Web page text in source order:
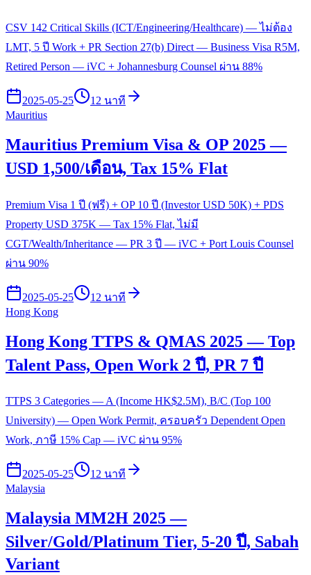
CSV 142 Critical Skills (ICT/Engineering/Healthcare) — ไม่ต้อง
LMT, 5 ปี Work + PR Section 27(b) Direct — Business Visa R5M,
Retired Person — iVC + Johannesburg Counsel ผ่าน 88%
2025-05-25
12 นาที
Mauritius
Mauritius Premium Visa & OP 2025 —
USD 1,500/เดือน, Tax 15% Flat
Premium Visa 1 ปี (ฟรี) + OP 10 ปี (Investor USD 50K) + PDS
Property USD 375K — Tax 15% Flat, ไม่มี
CGT/Wealth/Inheritance — PR 3 ปี — iVC + Port Louis Counsel
ผ่าน 90%
2025-05-25
12 นาที
Hong Kong
Hong Kong TTPS & QMAS 2025 — Top
Talent Pass, Open Work 2 ปี, PR 7 ปี
TTPS 3 Categories — A (Income HK$2.5M), B/C (Top 100
University) — Open Work Permit, ครอบครัว Dependent Open
Work, ภาษี 15% Cap — iVC ผ่าน 95%
2025-05-25
12 นาที
Malaysia
Malaysia MM2H 2025 —
Silver/Gold/Platinum Tier, 5-20 ปี, Sabah
Variant